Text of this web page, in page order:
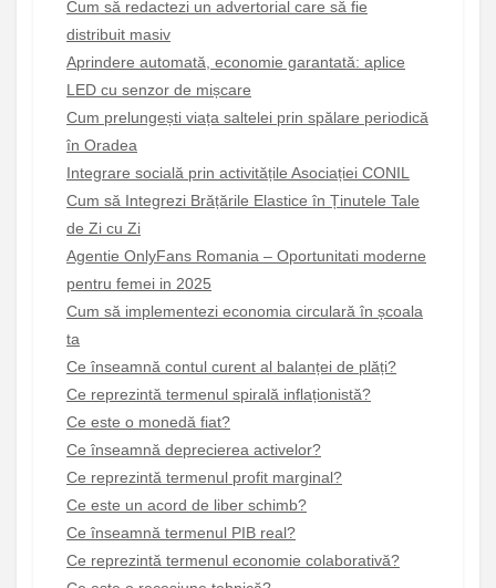
Cum să redactezi un advertorial care să fie
distribuit masiv
Aprindere automată, economie garantată: aplice
LED cu senzor de mișcare
Cum prelungești viața saltelei prin spălare periodică
în Oradea
Integrare socială prin activitățile Asociației CONIL
Cum să Integrezi Brățările Elastice în Ținutele Tale
de Zi cu Zi
Agentie OnlyFans Romania – Oportunitati moderne
pentru femei in 2025
Cum să implementezi economia circulară în școala
ta
Ce înseamnă contul curent al balanței de plăți?
Ce reprezintă termenul spirală inflaționistă?
Ce este o monedă fiat?
Ce înseamnă deprecierea activelor?
Ce reprezintă termenul profit marginal?
Ce este un acord de liber schimb?
Ce înseamnă termenul PIB real?
Ce reprezintă termenul economie colaborativă?